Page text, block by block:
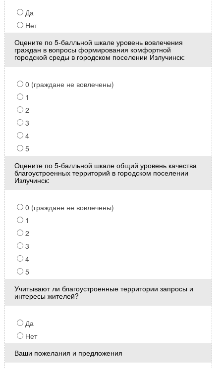
Да
Нет
Оцените по 5-балльной шкале уровень вовлечения
граждан в вопросы формирования комфортной
городской среды в городском поселении Излучинск:
0 (граждане не вовлечены)
1
2
3
4
5
Оцените по 5-балльной шкале общий уровень качества
благоустроенных территорий в городском поселении
Излучинск:
0 (граждане не вовлечены)
1
2
3
4
5
Учитывают ли благоустроенные территории запросы и
интересы жителей?
Да
Нет
Ваши пожелания и предложения